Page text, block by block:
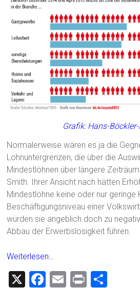
Grafik: Hans-
Normalerweise wären es ja die
Lohnuntergrenzen, die über die
Mindestlöhnen über längere
Smith. Ihrer Ansicht nach hätten
Mindestlöhne keine oder nur geringe
Beschäftigungsniveau einer
würden sie angeblich doch zu
Abbau der Erwerbslosigkeit führen.
Weiterlesen…
X
F
E
Pr